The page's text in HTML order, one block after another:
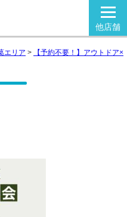
他店舗
エリア >
【予約不要！】アウトドア×